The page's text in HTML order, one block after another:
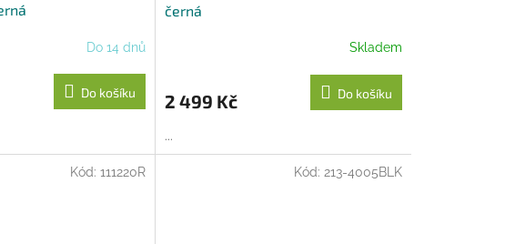
R
M
A
Do 14 dnů
Do košíku
černá
Skladem
2 499 Kč Do košíku
...
Kód: 111220R Kód: 213-4005BLK